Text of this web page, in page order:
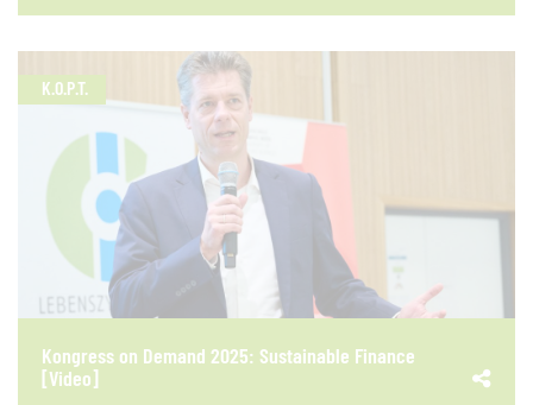
K.O.P.T.
Kongress on Demand 2025: Sustainable Finance
[Video]